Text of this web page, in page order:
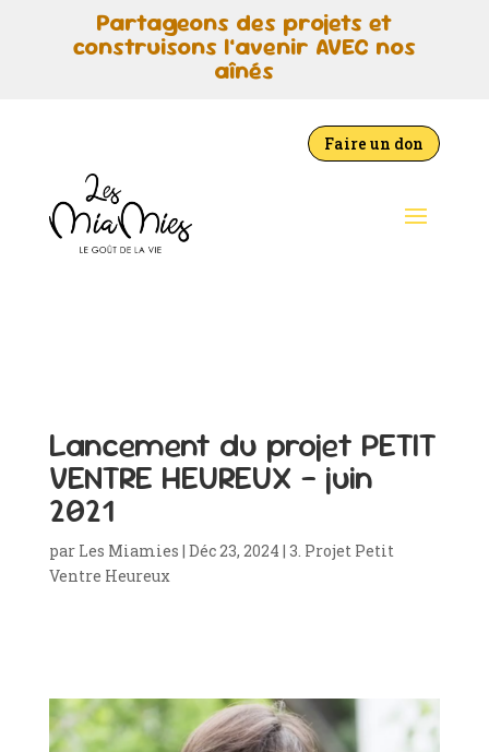
Partageons des projets et
construisons l’avenir AVEC nos
aînés
Faire un don
Lancement du projet PETIT
VENTRE HEUREUX – juin
2021
par Les Miamies | Déc 23, 2024 | 3. Projet Petit
Ventre Heureux